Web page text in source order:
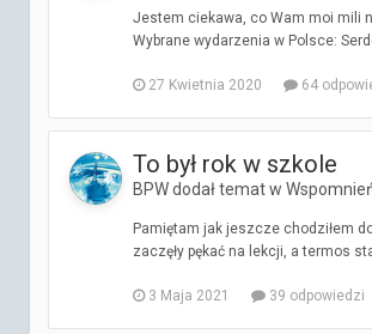
Jestem ciekawa, co Wam moi mili
Wybrane wydarzenia w Polsce:
27 Kwietnia 2020 64
To był rok w szkole
BPW dodał temat w
Pamiętam jak jeszcze chodziłem
zaczęły pękać na lekcji, a termos
3 Maja 2021 39 odpowiedzi